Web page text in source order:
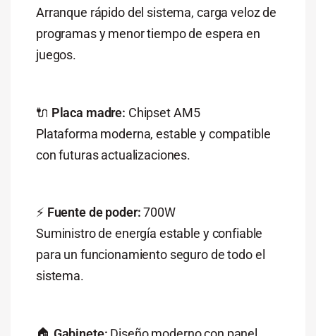
Arranque rápido del sistema, carga veloz de
programas y menor tiempo de espera en
juegos.
🔌 Placa madre: Chipset AM5
Plataforma moderna, estable y compatible
con futuras actualizaciones.
⚡ Fuente de poder:700W
Suministro de energía estable y confiable
para un funcionamiento seguro de todo el
sistema.